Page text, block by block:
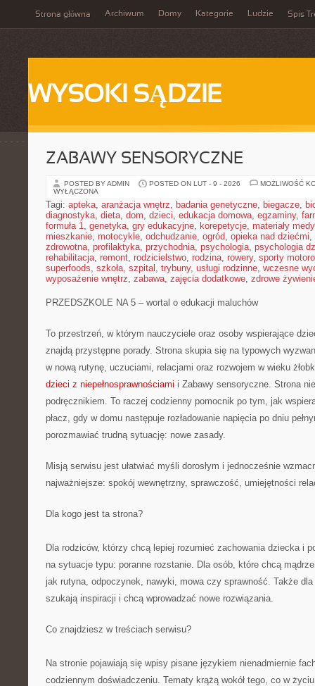
Strona główna Archiwum Domy Kategorie Ludzie Spis
WYSOKI SĄDZIE
ZABAWY SENSORYCZNE
POSTED BY ADMIN POSTED ON LUT - 9 - 2026
MOŻLIWOŚĆ
WYŁĄCZONA
Tagi: apteka, aranżacja wnętrz, badania genetyczne, biegacze,
diagnostyka, dieta, dom, dzieci, edukacja domowa, egzaminy,
formuła 1, genetyka, gry edukacyjne, korepetycje, materiały
mieszkanie, motocykle, odchudzanie, ogród, opieka nad dziećmi,
zdrowotna, profilaktyka, przychodnia, psychologia, psychologia
rehabilitacja, remont, rodzicielstwo, rodzina, rowery, sporty
superfoods, szkoła, szpital , trybuny, usługi rodzinne, wczesne
wyposażenie wnętrz, zabawa, zajęcia dodatkowe, zdrowe
PRZEDSZKOLE NA 5 – wortal o edukacji maluchów
To przestrzeń, w którym nauczyciele oraz osoby wspierające
znajdą przystępne porady. Strona skupia się na typowych
w nową rutynę, uczuciami, relacjami oraz rozwojem w wieku
dzieci z niepełnosprawnościami i Zabawy sensoryczne. Strona
podręcznikiem. To raczej codzienny pomocnik po tym, jak
płacz, gdy w domu następuje rozładowanie napięcia po dniu
porozmawiać trudną sytuację: nowe zasady.
Misją serwisu jest ułatwiać myśli dorosłym i jednocześnie
najważniejsze: spokój wewnętrzny, sprawczość, umiejętności
Dla kogo jest ta strona?
Dla rodziców, którzy chcą lepiej rozumieć zachowania dziecka i
na sytuacje typu: poranne rozstanie. Dla osób, które chcą
jak rutyna, odpoczynek, nawyki, mowa czy sprawność. Także
szukają inspiracji i chcą wprowadzać nowe rozwiązania.
Co znajdziesz w treściach serwisu?
Na stronie pojawiają się wpisy pisane językiem nienadmiernie
codziennym doświadczeniu. Tematy krążą wokół tego, co w